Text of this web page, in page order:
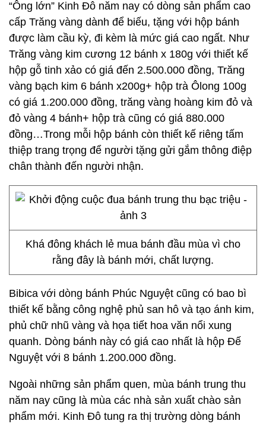
“Ông lớn” Kinh Đô năm nay có dòng sản phẩm cao
cấp Trăng vàng dành để biếu, tặng với hộp bánh
được làm cầu kỳ, đi kèm là mức giá cao ngất. Như
Trăng vàng kim cương 12 bánh x 180g với thiết kế
hộp gỗ tinh xảo có giá đến 2.500.000 đồng, Trăng
vàng bạch kim 6 bánh x200g+ hộp trà Ôlong 100g
có giá 1.200.000 đồng, trăng vàng hoàng kim đỏ và
đỏ vàng 4 bánh+ hộp trà cũng có giá 880.000
đồng…Trong mỗi hộp bánh còn thiết kế riêng tấm
thiệp trang trọng để người tặng gửi gắm thông điệp
chân thành đến người nhận.
Khá đông khách lẻ mua bánh đầu mùa vì cho
rằng đây là bánh mới, chất lượng.
Bibica với dòng bánh Phúc Nguyệt cũng có bao bì
thiết kế bằng công nghệ phủ san hô và tạo ánh kim,
phủ chữ nhũ vàng và họa tiết hoa văn nổi xung
quanh. Dòng bánh này có giá cao nhất là hộp Đế
Nguyệt với 8 bánh 1.200.000 đồng.
Ngoài những sản phẩm quen, mùa bánh trung thu
năm nay cũng là mùa các nhà sản xuất chào sản
phẩm mới. Kinh Đô tung ra thị trường dòng bánh